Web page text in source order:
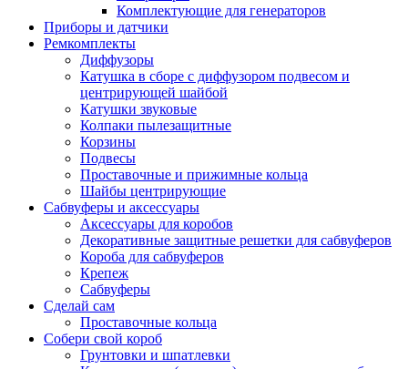
Комплектующие для генераторов
Приборы и датчики
Ремкомплекты
Диффузоры
Катушка в сборе с диффузором подвесом и
центрирующей шайбой
Катушки звуковые
Колпаки пылезащитные
Корзины
Подвесы
Проставочные и прижимные кольца
Шайбы центрирующие
Сабвуферы и аксессуары
Аксессуары для коробов
Декоративные защитные решетки для сабвуферов
Короба для сабвуферов
Крепеж
Сабвуферы
Сделай сам
Проставочные кольца
Собери свой короб
Грунтовки и шпатлевки